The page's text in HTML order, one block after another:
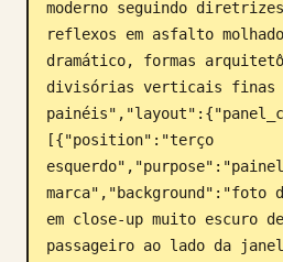
moderno seguindo
reflexos em asfalto
dramático, formas
divisórias verticais finas
[{"position":"terço
marca","background":"foto
em close-up muito escuro
passageiro ao lado da